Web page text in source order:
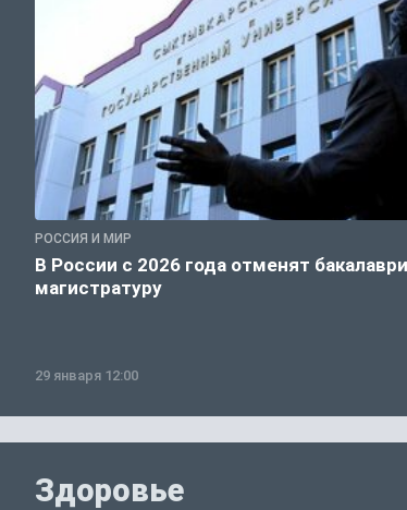
РОССИЯ И МИР
В России с 2026 года отменят
магистратуру
29 января 12:00
Здоровье